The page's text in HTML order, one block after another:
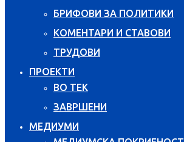
БРИФОВИ ЗА ПОЛИТИКИ
КОМЕНТАРИ И СТАВОВИ
ТРУДОВИ
ПРОЕКТИ
ВО ТЕК
ЗАВРШЕНИ
МЕДИУМИ